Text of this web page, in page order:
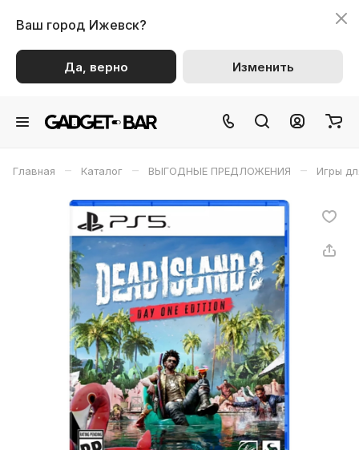
Ваш город Ижевск?
Да, верно Изменить
Главная – Каталог – ВЫГОДНЫЕ ПРЕДЛОЖЕНИЯ – Игры